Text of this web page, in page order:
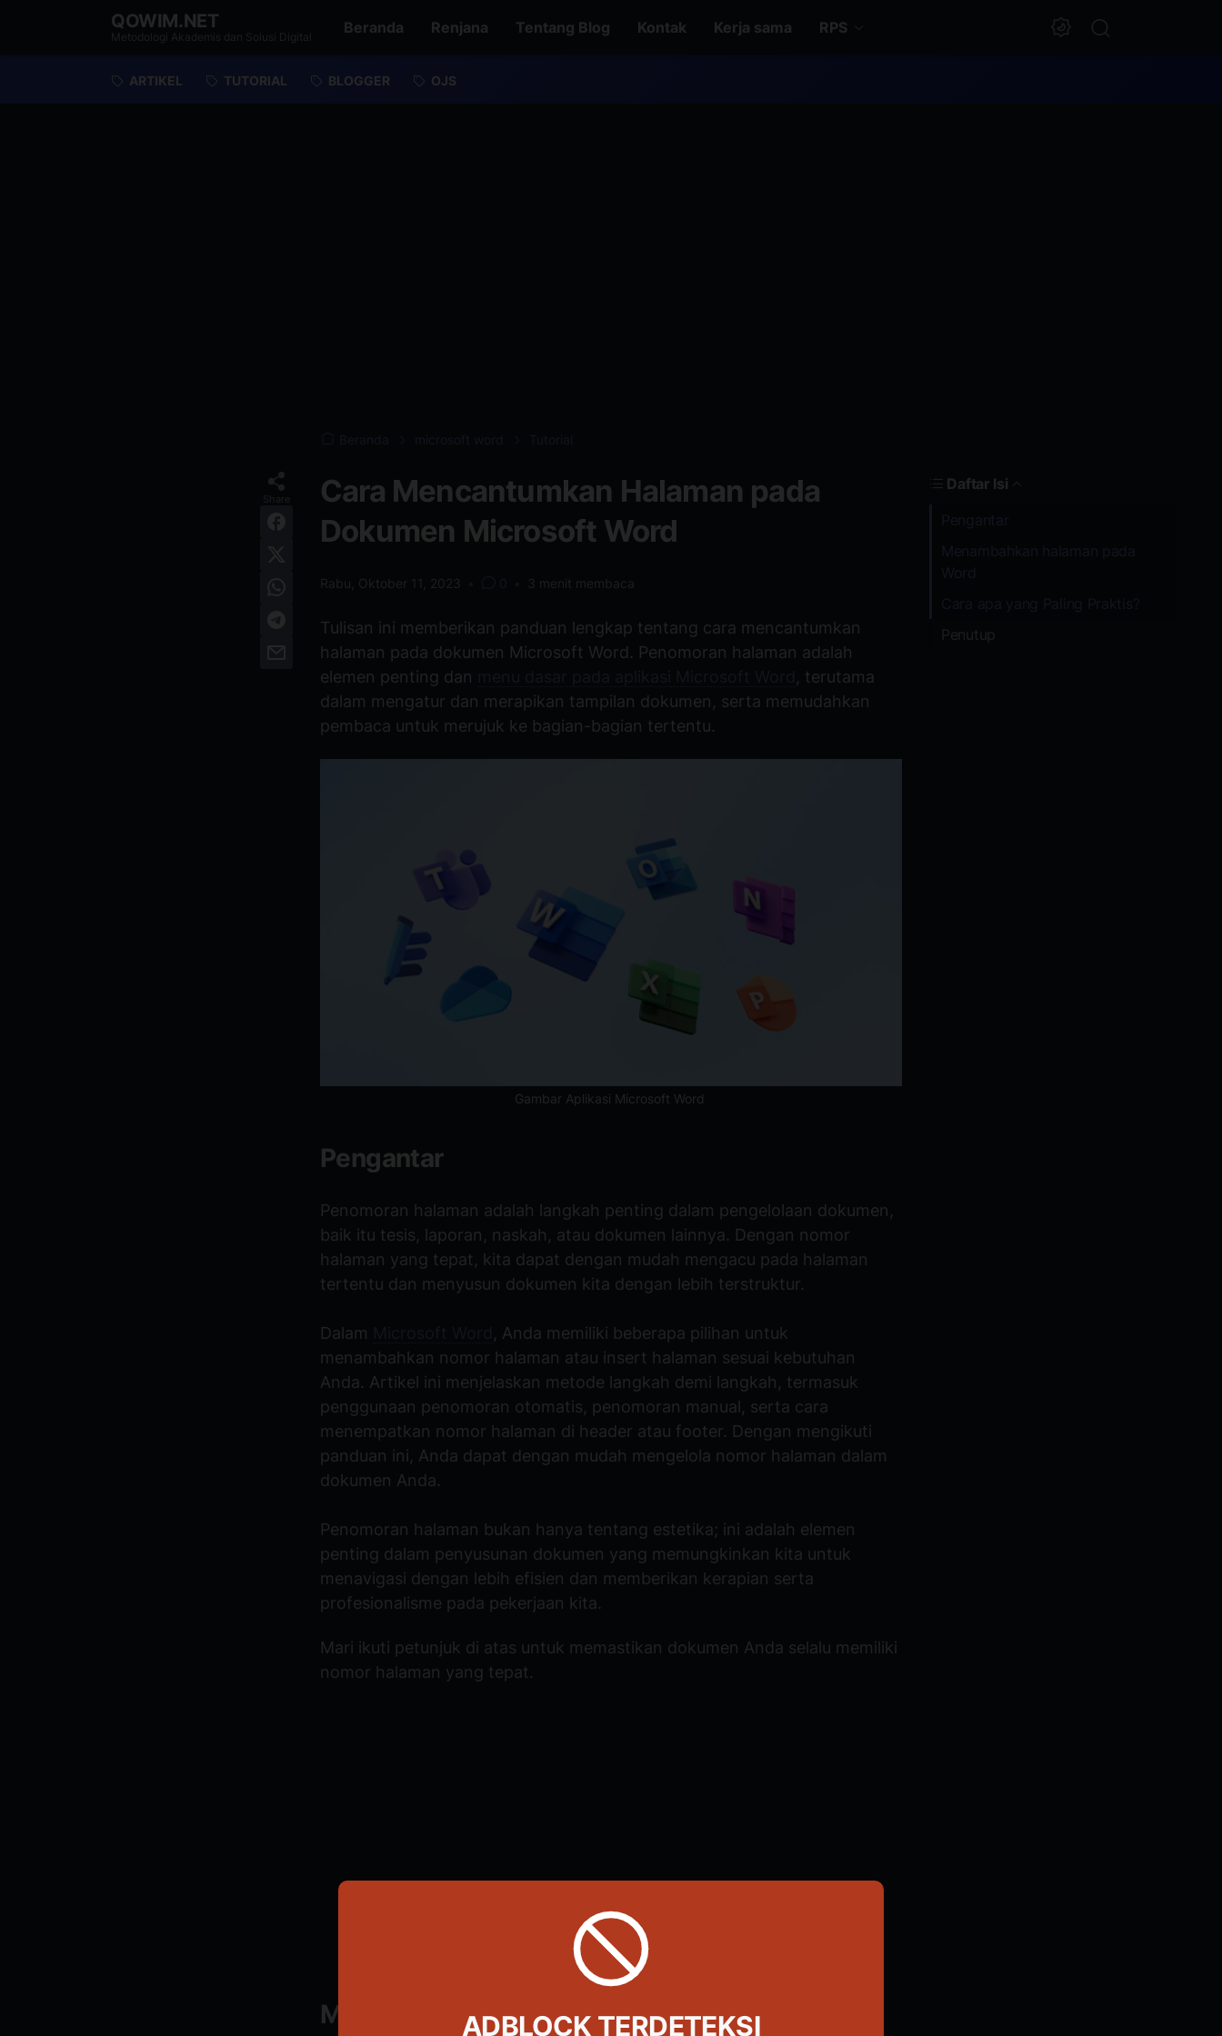
QOWIM.NET
Metodologi Akademis dan Solusi Digital
Beranda Renjana Tentang Blog Kontak Kerja sama RPS
ARTIKEL TUTORIAL BLOGGER OJS
Beranda microsoft word Tutorial
Cara Mencantumkan Halaman pada
Dokumen Microsoft Word
Rabu, Oktober 11, 2023 0 menit membaca
Daftar Isi
Pengantar
Menambahkan halaman pada
Word
Cara apa yang Paling Praktis?
Penutup
Tulisan ini memberikan panduan lengkap tentang cara mencantumkan
halaman pada dokumen Microsoft Word. Penomoran halaman adalah
elemen penting dan menu dasar pada aplikasi Microsoft Word
, terutama
dalam mengatur dan merapikan tampilan dokumen, serta memudahkan
pembaca untuk merujuk ke bagian-bagian tertentu.
Gambar Aplikasi Microsoft Word
Pengantar
Penomoran halaman adalah langkah penting dalam pengelolaan dokumen,
baik itu tesis, laporan, naskah, atau dokumen lainnya. Dengan nomor
halaman yang tepat, kita dapat dengan mudah mengacu pada halaman
tertentu dan menyusun dokumen kita dengan lebih terstruktur.
Dalam Microsoft Word , Anda memiliki beberapa pilihan untuk
menambahkan nomor halaman atau insert halaman sesuai kebutuhan
Anda. Artikel ini menjelaskan metode langkah demi langkah, termasuk
penggunaan penomoran otomatis, penomoran manual, serta cara
menempatkan nomor halaman di header atau footer. Dengan mengikuti
panduan ini, Anda dapat dengan mudah mengelola nomor halaman dalam
dokumen Anda.
Penomoran halaman bukan hanya tentang estetika; ini adalah elemen
penting dalam penyusunan dokumen yang memungkinkan kita untuk
menavigasi dengan lebih efisien dan memberikan kerapian serta
profesionalisme pada pekerjaan kita.
Mari ikuti petunjuk di atas untuk memastikan dokumen Anda selalu memiliki
nomor halaman yang tepat.
Menambahkan halaman pada Word
ADBLOCK TERDETEKSI